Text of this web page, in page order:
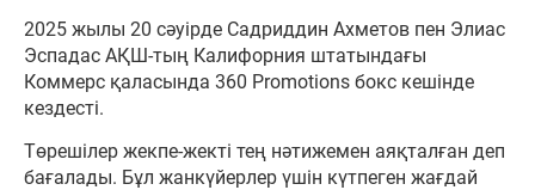
2025 жылы 20 сәуірде Садриддин Ахметов пен Элиас
Эспадас АҚШ-тың Калифорния штатындағы
Коммерс қаласында 360 Promotions бокс кешінде
кездесті.
Төрешілер жекпе-жекті тең нәтижемен аяқталған деп
бағалады. Бұл жанкүйерлер үшін күтпеген жағдай